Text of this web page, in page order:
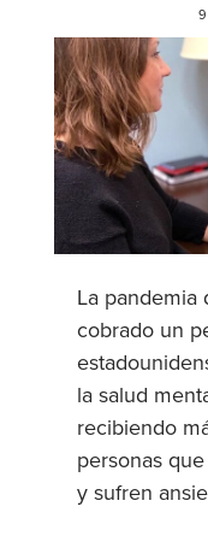
La pandemia
cobrado un
la salud
recibiendo
personas
y sufren